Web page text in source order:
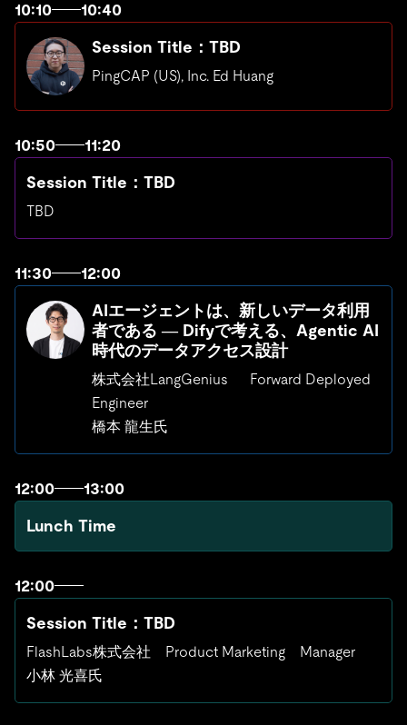
10:10
10:40
Session Title：TBD
PingCAP (US), Inc. Ed Huang
10:50
11:20
Session Title：TBD
TBD
11:30
12:00
AIエージェントは、新しいデータ利用
者である ― Difyで考える、Agentic AI
時代のデータアクセス設計
株式会社LangGenius Forward Deployed
Engineer
橋本 龍生氏
12:00
13:00
Lunch Time
12:00
Session Title：TBD
FlashLabs株式会社 Product Marketing Manager
小林 光喜氏